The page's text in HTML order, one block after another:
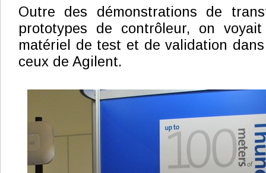
Outre des démonstrations de
prototypes de contrôleur, on
matériel de test et de validation
ceux de Agilent.